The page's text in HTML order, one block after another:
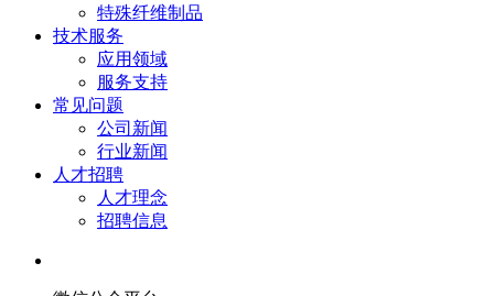
特殊纤维制品
技术服务
应用领域
服务支持
常见问题
公司新闻
行业新闻
人才招聘
人才理念
招聘信息